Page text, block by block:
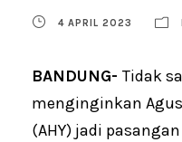
4 APRIL 2023
BANDUNG- Tidak
menginginkan
(AHY) jadi